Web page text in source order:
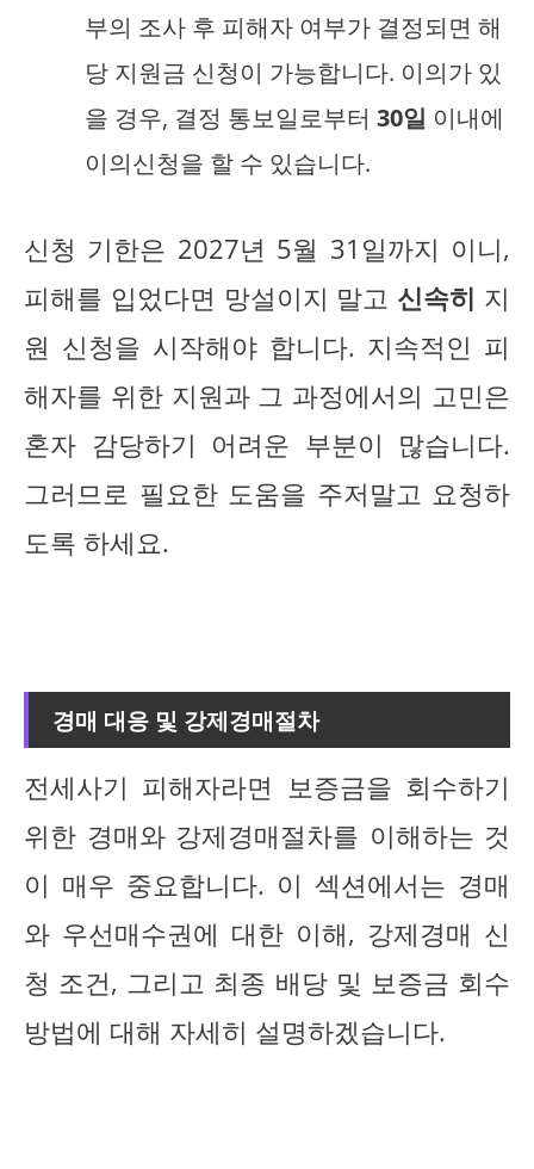
부의 조사 후 피해자 여부가 결정되면 해
당 지원금 신청이 가능합니다. 이의가 있
을 경우, 결정 통보일로부터 30일 이내에
이의신청을 할 수 있습니다.
신청 기한은 2027년 5월 31일까지 이니,
피해를 입었다면 망설이지 말고 신속히 지
원 신청을 시작해야 합니다. 지속적인 피
해자를 위한 지원과 그 과정에서의 고민은
혼자 감당하기 어려운 부분이 많습니다.
그러므로 필요한 도움을 주저말고 요청하
도록 하세요.
경매 대응 및 강제경매절차
전세사기 피해자라면 보증금을 회수하기
위한 경매와 강제경매절차를 이해하는 것
이 매우 중요합니다. 이 섹션에서는 경매
와 우선매수권에 대한 이해, 강제경매 신
청 조건, 그리고 최종 배당 및 보증금 회수
방법에 대해 자세히 설명하겠습니다.